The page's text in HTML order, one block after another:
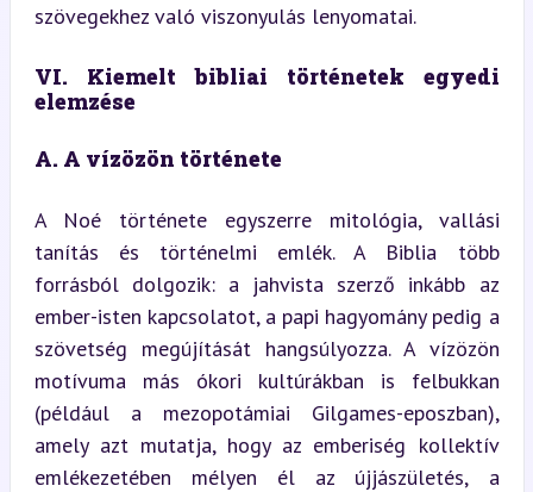
szövegekhez való viszonyulás lenyomatai.
VI. Kiemelt bibliai történetek egyedi
elemzése
A. A vízözön története
A Noé története egyszerre mitológia, vallási
tanítás és történelmi emlék. A Biblia több
forrásból dolgozik: a jahvista szerző inkább az
ember-isten kapcsolatot, a papi hagyomány pedig a
szövetség megújítását hangsúlyozza. A vízözön
motívuma más ókori kultúrákban is felbukkan
(például a mezopotámiai Gilgames-eposzban),
amely azt mutatja, hogy az emberiség kollektív
emlékezetében mélyen él az újjászületés, a